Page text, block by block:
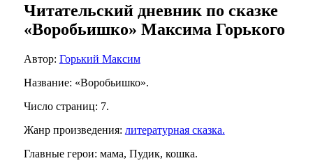
Читательский дневник по сказке
«Воробьишко» Максима Горького
Автор: Горький Максим
Название: «Воробьишко».
Число страниц: 7.
Жанр произведения: литературная сказка.
Главные герои: мама, Пудик, кошка.